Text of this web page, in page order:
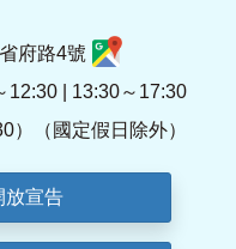
府路4號
12:30 | 13:30～17:30
）（國定假日除外）
放宣告